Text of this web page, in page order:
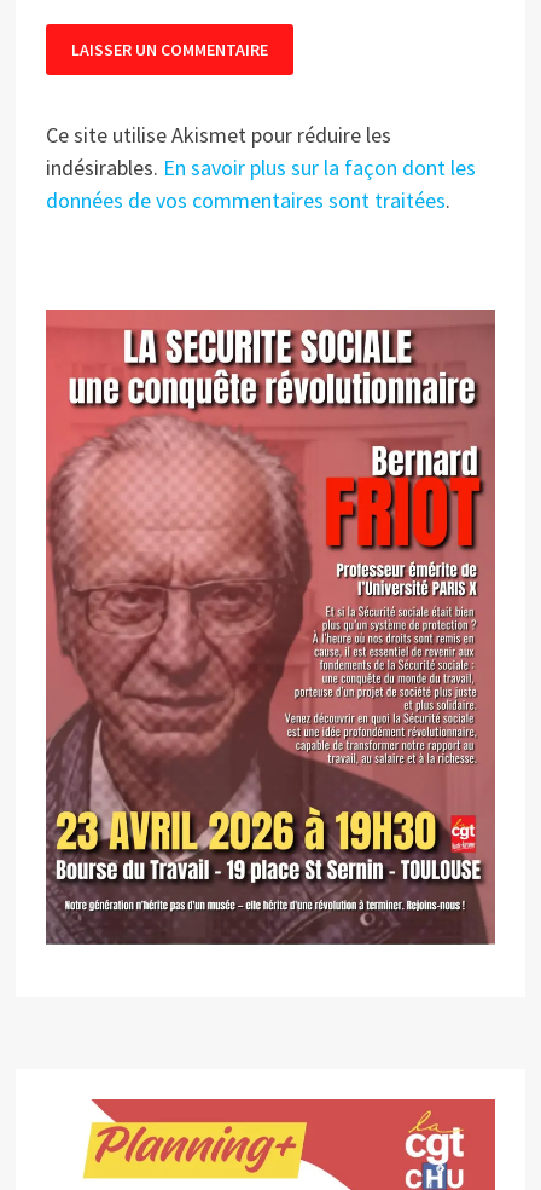
Ce site utilise Akismet pour réduire les
indésirables. En savoir plus sur la façon dont les
données de vos commentaires sont traitées.